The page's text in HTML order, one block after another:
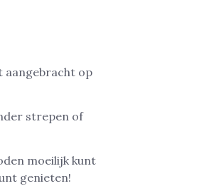
aangebracht op
strepen of
moeilijk kunt
genieten!